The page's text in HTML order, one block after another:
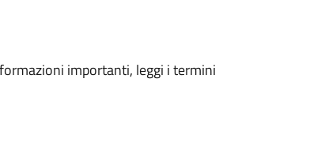
importanti, leggi i termini